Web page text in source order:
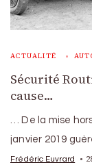
ACTUALITÉ
Sécurité
cause…
… De la mise
janvier 2019
Frédéric Euvrard